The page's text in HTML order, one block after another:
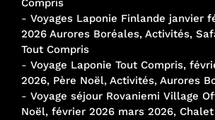
Compris
- Voyages Laponie Finlande janvier
2026 Aurores Boréales, Activités,
Tout Compris
- Voyage Laponie Tout Compris,
2026, Père Noël, Activités, Aurores
- Voyage séjour Rovaniemi Village
Noël, février 2026 mars 2026,